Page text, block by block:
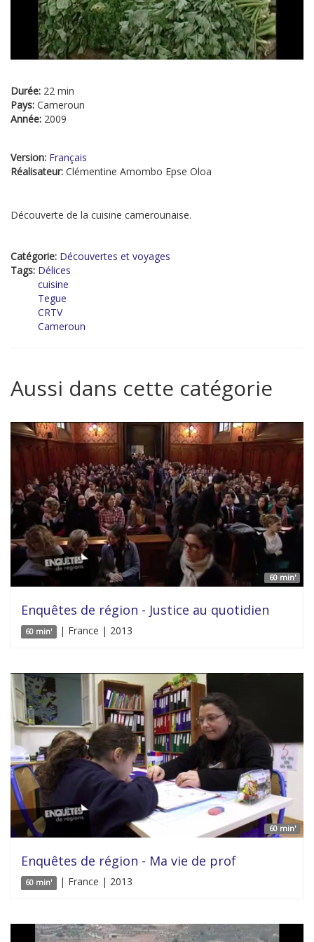
Durée: 22 min
Pays: Cameroun
Année: 2009
Version: Français
Réalisateur: Clémentine Amombo Epse Oloa
Découverte de la cuisine camerounaise.
Catégorie: Découvertes et voyages
Tags: Délices
cuisine
Tegue
CRTV
Cameroun
Aussi dans cette catégorie
60 min'
Enquêtes de région - Justice au quotidien
60 min' | France | 2013
60 min'
Enquêtes de région - Ma vie de prof
60 min' | France | 2013